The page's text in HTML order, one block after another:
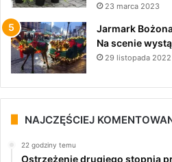
23 marca 2023
Jarmark
Na scenie
29 listopada 2022
NAJCZĘŚCIEJ
22 godziny temu
Ostrzeżenie drugiego stopnia